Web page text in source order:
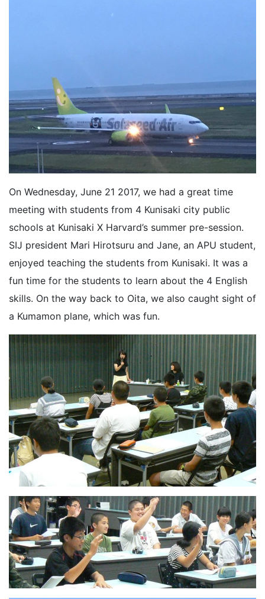
On Wednesday, June 21 2017, we had a great time
meeting with students from 4 Kunisaki city public
schools at Kunisaki X Harvard’s summer pre-session.
SIJ president Mari Hirotsuru and Jane, an APU student,
enjoyed teaching the students from Kunisaki. It was a
fun time for the students to learn about the 4 English
skills. On the way back to Oita, we also caught sight of
a Kumamon plane, which was fun.